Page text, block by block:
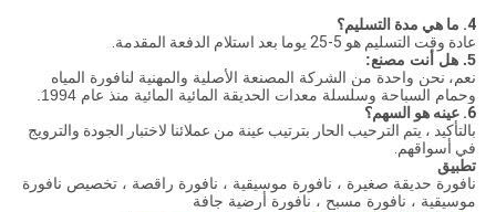
4. ما هي مدة التسليم؟
عادة وقت التسليم هو 5-25 يوما بعد استلام الدفعة المقدمة.
5. هل أنت مصنع:
نعم، نحن واحدة من الشركة المصنعة الأصلية والمهنية لنافورة المياه
وحمام السباحة وسلسلة معدات الحديقة المائية المائية منذ عام 1994.
6. عينه هو السهم؟
بالتأكيد ، يتم الترحيب الحار بترتيب عينة من عملائنا لاختبار الجودة والترويج
في أسواقهم.
تطبيق
نافورة حديقة صغيرة ، نافورة موسيقية ، نافورة راقصة ، تخصيص نافورة
موسيقية ، نافورة مسبح ، نافورة أرضية جافة